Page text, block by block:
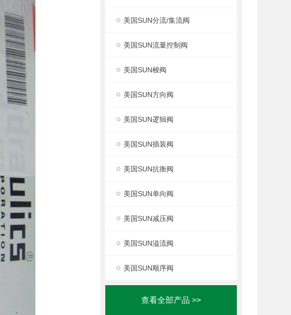
美国SUN分流/集流阀
美国SUN流量控制阀
美国SUN梭阀
美国SUN方向阀
美国SUN逻辑阀
美国SUN插装阀
美国SUN抗衡阀
美国SUN单向阀
美国SUN减压阀
美国SUN溢流阀
美国SUN顺序阀
查看全部产品 >>